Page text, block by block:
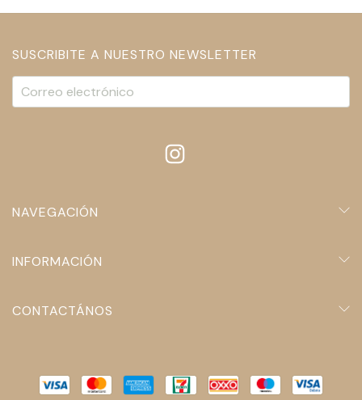
SUSCRIBITE A NUESTRO NEWSLETTER
NAVEGACIÓN
INFORMACIÓN
CONTACTÁNOS